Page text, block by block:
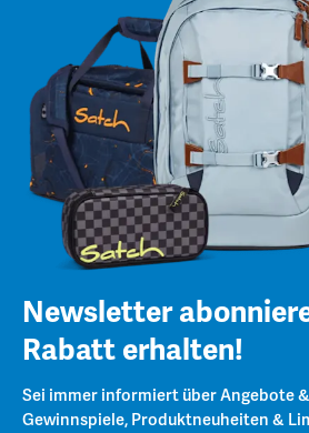
Newsletter
Rabatt erhalten!
Sei immer informiert über Angebote
Gewinnspiele, Produktneuheiten &